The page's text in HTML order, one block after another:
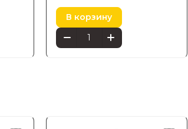
В корзину